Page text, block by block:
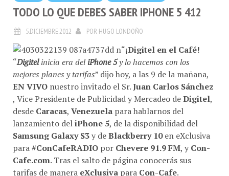
TODO LO QUE DEBES SABER IPHONE 5 412
5.DICIEMBRE.2012 POR HUGO LONDOÑO
“¡Digitel en el Café!
“Digitelinicia era deliPhone 5y lo hacemos con los
mejores planes y tarifas” dijo hoy, a las 9 de la mañana,
EN VIVO nuestro invitado el Sr. Juan Carlos Sánchez
, Vice Presidente de Publicidad y Mercadeo deDigitel
desde Caracas Venezuela para hablarnos del
lanzamiento del iPhone 5 , de la disponibilidad del
Samsung Galaxy S3y deBlackberry 10en eXclusiva
para #ConCafeRADIO por Chevere 91.9 FM , y Con-
Cafe.com . Tras el salto de página conocerás sus
tarifas de manera eXclusiva para Con-Cafe